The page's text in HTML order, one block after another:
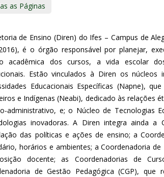
as Páginas
de Ensino (Diren) do Ifes – Campus de
é o órgão responsável por planejar,
acadêmica dos cursos, a vida escolar
Estão vinculados à Diren os
Educacionais Específicas (Napne),
e Indígenas (Neabi), dedicado às relações
administrativo, e; o Núcleo de Tecnologias
inovadoras. A Diren integra ainda a
das políticas e ações de ensino; a
horários e ambientes; a Coordenadoria
docente; as Coordenadorias de
de Gestão Pedagógica (CGP),